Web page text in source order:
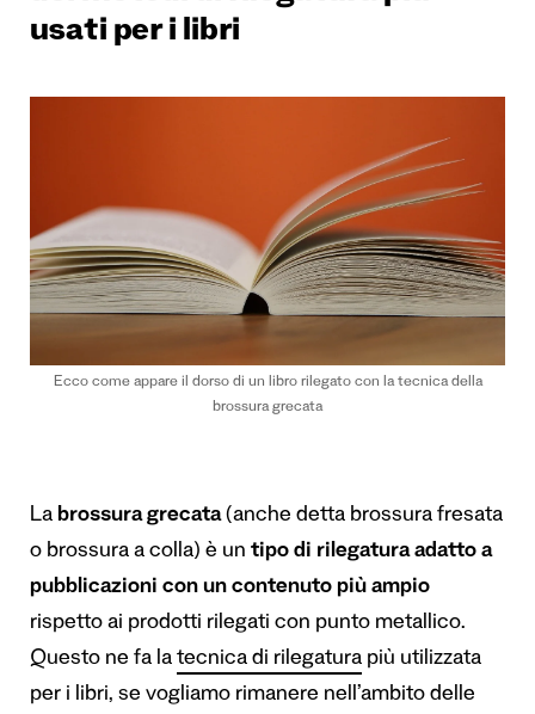
usati per i libri
Ecco come appare il dorso di un libro rilegato con la tecnica della
brossura grecata
La brossura grecata(anche detta brossura fresata
o brossura a colla) è un tipo di rilegatura adatto a
pubblicazioni con un contenuto più ampio
rispetto ai prodotti rilegati con punto metallico.
Questo ne fa la tecnica di rilegatura più utilizzata
per i libri, se vogliamo rimanere nell’ambito delle